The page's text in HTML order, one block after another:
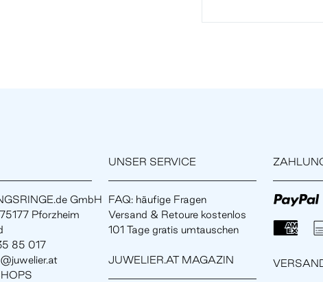
GmbH
Pforzheim
85 017
UNSER SERVICE
FAQ: häufige Fragen
Versand & Retoure kostenlos
101 Tage gratis umtauschen
JUWELIER.AT MAGAZIN